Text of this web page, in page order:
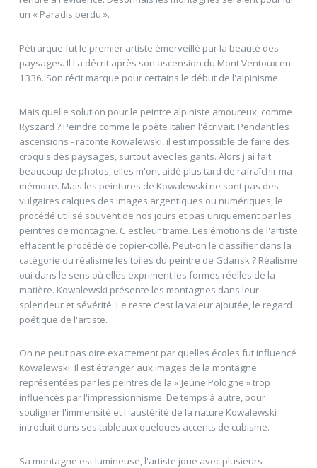
un « Paradis perdu ».
Pétrarque fut le premier artiste émerveillé par la beauté des
paysages. Il l'a décrit après son ascension du Mont Ventoux en
1336. Son récit marque pour certains le début de l'alpinisme.
Mais quelle solution pour le peintre alpiniste amoureux, comme
Ryszard ? Peindre comme le poète italien l'écrivait. Pendant les
ascensions - raconte Kowalewski, il est impossible de faire des
croquis des paysages, surtout avec les gants. Alors j'ai fait
beaucoup de photos, elles m'ont aidé plus tard de rafraîchir ma
mémoire. Mais les peintures de Kowalewski ne sont pas des
vulgaires calques des images argentiques ou numériques, le
procédé utilisé souvent de nos jours et pas uniquement par les
peintres de montagne. C'est leur trame. Les émotions de l'artiste
effacent le procédé de copier-collé. Peut-on le classifier dans la
catégorie du réalisme les toiles du peintre de Gdansk ? Réalisme
oui dans le sens où elles expriment les formes réelles de la
matière. Kowalewski présente les montagnes dans leur
splendeur et sévérité. Le reste c'est la valeur ajoutée, le regard
poétique de l'artiste.
On ne peut pas dire exactement par quelles écoles fut influencé
Kowalewski. Il est étranger aux images de la montagne
représentées par les peintres de la « Jeune Pologne » trop
influencés par l'impressionnisme. De temps à autre, pour
souligner l'immensité et l''austérité de la nature Kowalewski
introduit dans ses tableaux quelques accents de cubisme.
Sa montagne est lumineuse, l'artiste joue avec plusieurs